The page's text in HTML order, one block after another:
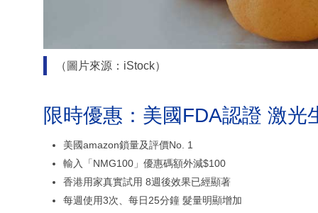
（圖片來源：iStock）
限時優惠：美國FDA認證 激光
美國amazon鎖量及評價No. 1
輸入「NMG100」優惠碼額外減$100
香港用家真實試用 8週後效果已經顯著
每週使用3次、每日25分鐘 髮量明顯增加